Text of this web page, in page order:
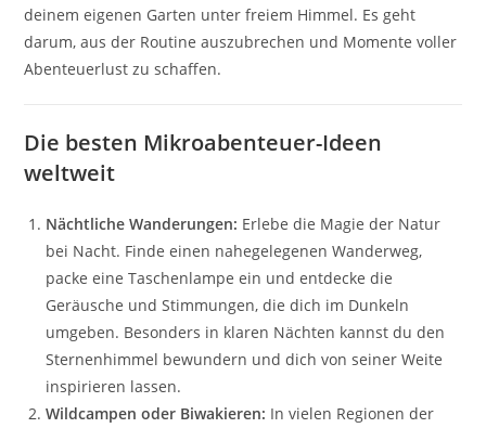
deinem eigenen Garten unter freiem Himmel. Es geht
darum, aus der Routine auszubrechen und Momente voller
Abenteuerlust zu schaffen.
Die besten Mikroabenteuer-Ideen
weltweit
Nächtliche Wanderungen: Erlebe die Magie der Natur
bei Nacht. Finde einen nahegelegenen Wanderweg,
packe eine Taschenlampe ein und entdecke die
Geräusche und Stimmungen, die dich im Dunkeln
umgeben. Besonders in klaren Nächten kannst du den
Sternenhimmel bewundern und dich von seiner Weite
inspirieren lassen.
Wildcampen oder Biwakieren: In vielen Regionen der